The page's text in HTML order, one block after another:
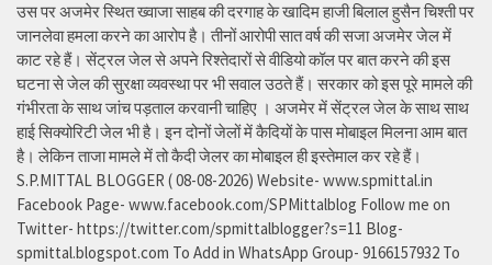
उस पर अजमेर स्थित ख्वाजा साहब की दरगाह के खादिम हाजी बिलाल हुसैन चिश्ती पर
जानलेवा हमला करने का आरोप है। तीनों आरोपी सात वर्ष की सजा अजमेर जेल में
काट रहे हैं। सेंट्रल जेल से अपने रिश्तेदारों से वीडियो कॉल पर बात करने की इस
घटना से जेल की सुरक्षा व्यवस्था पर भी सवाल उठते हैं। सरकार को इस पूरे मामले की
गंभीरता के साथ जांच पड़ताल करवानी चाहिए । अजमेर में सेंट्रल जेल के साथ साथ
हाई सिक्योरिटी जेल भी है। इन दोनों जेलों में कैदियों के पास मोबाइल मिलना आम बात
है। लेकिन ताजा मामले में तो कैदी जेलर का मोबाइल ही इस्तेमाल कर रहे हैं।
S.P.MITTAL BLOGGER ( 08-08-2026) Website- www.spmittal.in
Facebook Page- www.facebook.com/SPMittalblog Follow me on
Twitter- https://twitter.com/spmittalblogger?s=11 Blog-
spmittal.blogspot.com To Add in WhatsApp Group- 9166157932 To